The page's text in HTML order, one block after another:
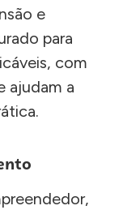
e
para
com
ajudam a